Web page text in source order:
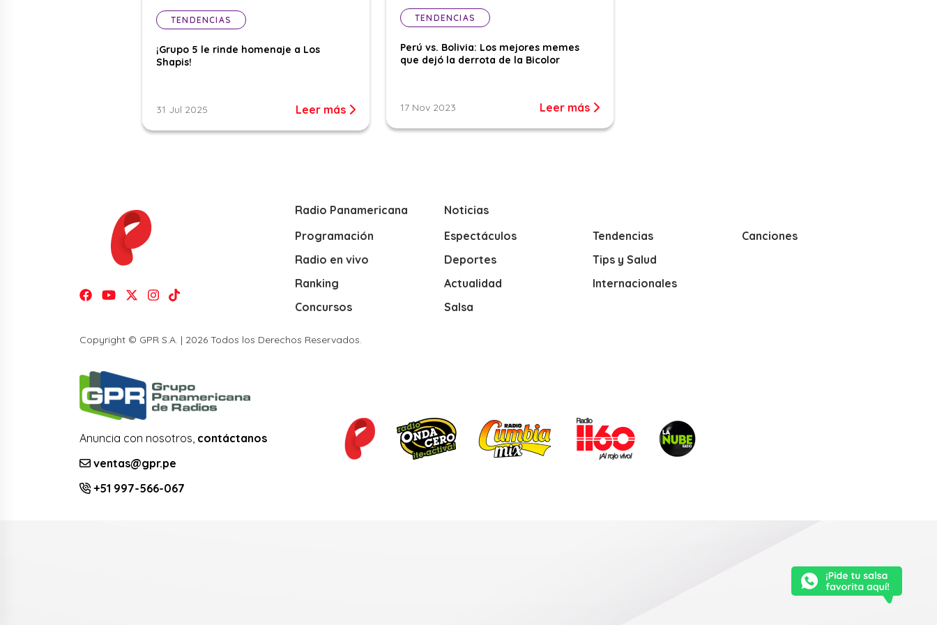
TENDENCIAS
¡Grupo 5 le rinde homenaje a Los
Shapis!
31 Jul 2025 Leer más
TENDENCIAS
Perú vs. Bolivia: Los mejores memes
que dejó la derrota de la Bicolor
17 Nov 2023 Leer más
Radio Panamericana
Programación
Radio en vivo
Ranking
Concursos
Noticias
Espectáculos
Deportes
Actualidad
Salsa
Tendencias
Tips y Salud
Internacionales
Canciones
Copyright © GPR S.A. | 2026 Todos los Derechos Reservados.
Anuncia con nosotros, contáctanos
ventas@gpr.pe
+51 997-566-067